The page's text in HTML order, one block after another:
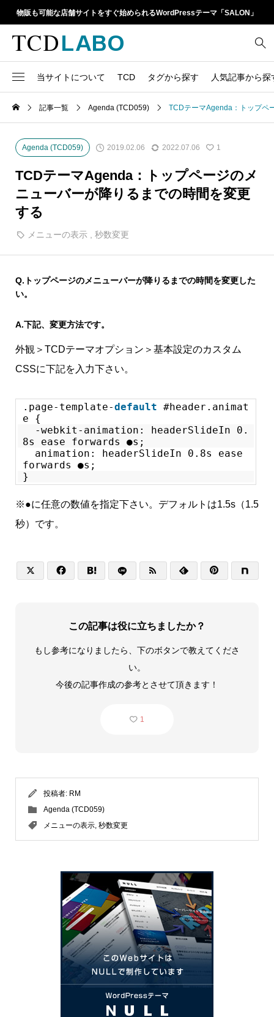
物販も可能な店舗サイトをすぐ始められるWordPressテーマ「SALON」
当サイトについて TCD タグから探す 人気記事から探
1カラム
Google Map
h1 14
iframe
meta description 21
retinaディスプレイ
SNSアイコン
TCD LABOとは
TCDテーマ一覧
ファイルの編集方法
WordPressテーマ比較
人気ランキング
アップデート情報
よくあるご質問
記事一覧 Agenda (TCD059) TCDテーマAgenda：トップペ
Agenda (TCD059) 2019.02.06 2022.07.06 1
TCDテーマAgenda：トップページのメ
ニューバーが降りるまでの時間を変更
する
メニューの表示 , 秒数変更
Q. トップページのメニューバーが降りるまでの時間を変更した
い。
A.下記、変更方法です。
外観＞TCDテーマオプション＞基本設定のカスタム
CSSに下記を入力下さい。
.page-template-default #header.animat
e {
-webkit-animation: headerSlideIn 0.
8s ease forwards ●s;
animation: headerSlideIn 0.8s ease
forwards ●s;
}
※●に任意の数値を指定下さい。デフォルトは1.5s（1.5
秒）です。
     
この記事は役に立ちましたか？
もし参考になりましたら、下のボタンで教えてくださ
い。
今後の記事作成の参考とさせて頂きます！
1
投稿者: RM
Agenda (TCD059)
メニューの表示, 秒数変更